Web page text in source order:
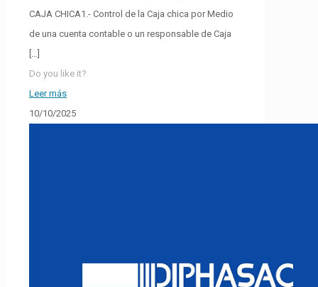
CAJA CHICA1.- Control de la Caja chica por Medio
de una cuenta contable o un responsable de Caja
Do you like it?
Leer más
10/10/2025